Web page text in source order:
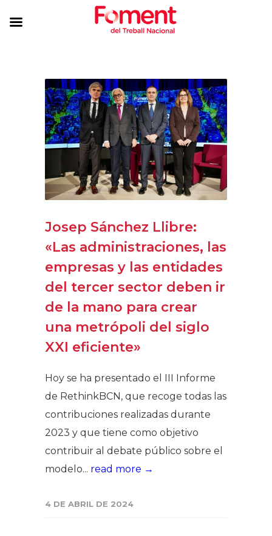
Josep Sánchez Llibre:
«Las administraciones, las
empresas y las entidades
del tercer sector deben ir
de la mano para crear
una metrópoli del siglo
XXI eficiente»
Hoy se ha presentado el III Informe
de RethinkBCN, que recoge todas las
contribuciones realizadas durante
2023 y que tiene como objetivo
contribuir al debate público sobre el
modelo... read more →
4 DE ABRIL DE 2024